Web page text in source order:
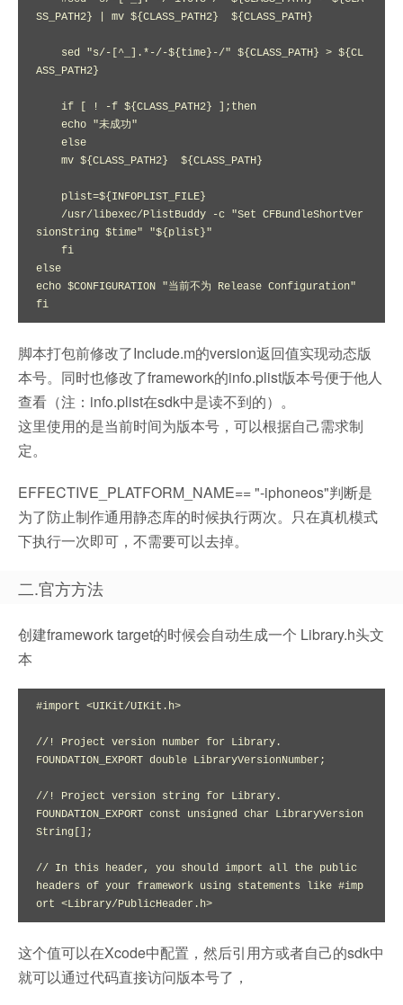
SS_PATH2} | mv ${CLASS_PATH2}  ${CLASS_PATH}
ASS_PATH2}
sionString $time" "${plist}"
else
echo $CONFIGURATION "当前不为 Release Configuration"
脚本打包前修改了Include.m的version返回值实现动态版
本号。同时也修改了framework的info.plist版本号便于他人
查看（注：info.plist在sdk中是读不到的）。
这里使用的是当前时间为版本号，可以根据自己需求制
定。
EFFECTIVE_PLATFORM_NAME== "-iphoneos"判断是
为了防止制作通用静态库的时候执行两次。只在真机模式
下执行一次即可，不需要可以去掉。
二.官方方法
创建framework target的时候会自动生成一个 Library.h头文
本
#import <UIKit/UIKit.h>
//! Project version number for Library.
FOUNDATION_EXPORT double LibraryVersionNumber;
//! Project version string for Library.
FOUNDATION_EXPORT const unsigned char LibraryVersion
String[];
// In this header, you should import all the public
headers of your framework using statements like #imp
ort <Library/PublicHeader.h>
这个值可以在Xcode中配置，然后引用方或者自己的sdk中
就可以通过代码直接访问版本号了，